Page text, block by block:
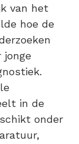
van het
hoe de
in de
onder